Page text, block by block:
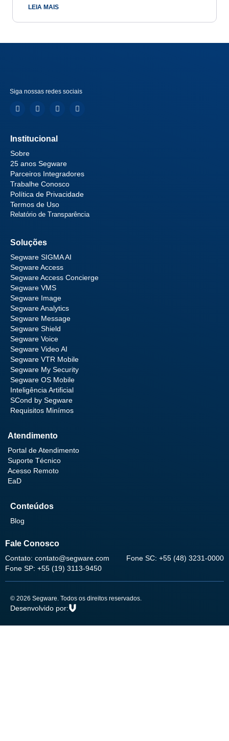
LEIA MAIS
Siga nossas redes sociais
Institucional
Sobre
25 anos Segware
Parceiros Integradores
Trabalhe Conosco
Política de Privacidade
Termos de Uso
Relatório de Transparência
Soluções
Segware SIGMA AI
Segware Access
Segware Access Concierge
Segware VMS
Segware Image
Segware Analytics
Segware Message
Segware Shield
Segware Voice
Segware Video AI
Segware VTR Mobile
Segware My Security
Segware OS Mobile
Inteligência Artificial
SCond by Segware
Requisitos Minímos
Atendimento
Portal de Atendimento
Suporte Técnico
Acesso Remoto
EaD
Conteúdos
Blog
Fale Conosco
Contato: contato@segware.com
Fone SC: +55 (48) 3231-0000
Fone SP: +55 (19) 3113-9450
© 2026 Segware. Todos os direitos reservados.
Desenvolvido por: